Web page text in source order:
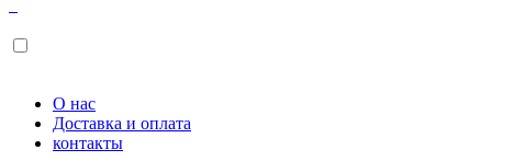
О нас
Доставка и оплата
контакты